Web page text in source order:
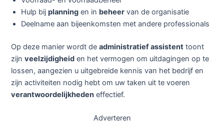
Hulp bijplanning en in beheer van de organisatie
Deelname aan bijeenkomsten met andere professionals
Op deze manier wordt deadministratief assistent toont
zijnveelzijdigheid en het vermogen om uitdagingen op te
lossen, aangezien u uitgebreide kennis van het bedrijf en
zijn activiteiten nodig hebt om uw taken uit te voeren
verantwoordelijkheden effectief.
Adverteren